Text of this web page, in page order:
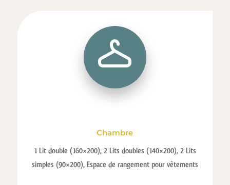
Chambre
1 Lit double (160×200), 2 Lits doubles (140×200), 2 Lits
simples (90×200), Espace de rangement pour vêtements